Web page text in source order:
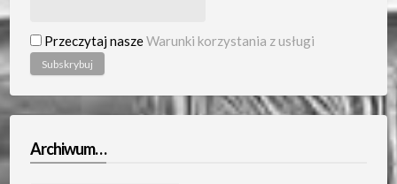
Przeczytaj naszeWarunki korzystania z usługi
Archiwum…